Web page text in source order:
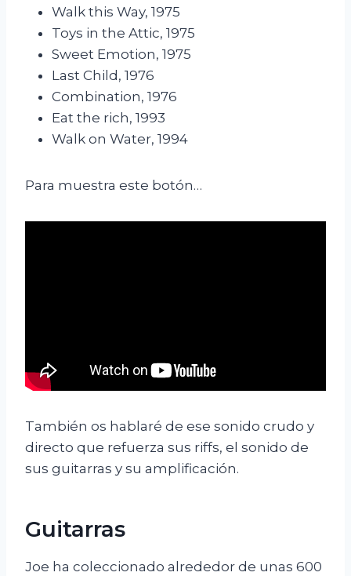
Walk this Way, 1975
Toys in the Attic, 1975
Sweet Emotion, 1975
Last Child, 1976
Combination, 1976
Eat the rich, 1993
Walk on Water, 1994
Para muestra este botón…
También os hablaré de ese sonido crudo y
directo que refuerza sus riffs, el sonido de
sus guitarras y su amplificación.
Guitarras
Joe ha coleccionado alrededor de unas 600